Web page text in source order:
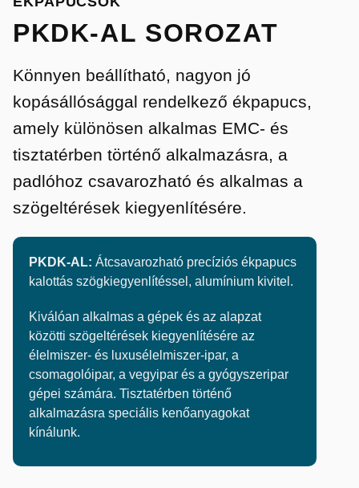
PKDK-AL SOROZAT
Könnyen beállítható, nagyon jó
kopásállósággal rendelkező ékpapucs,
amely különösen alkalmas EMC- és
tisztatérben történő alkalmazásra, a
padlóhoz csavarozható és alkalmas a
szögeltérések kiegyenlítésére.
PKDK-AL: Átcsavarozható precíziós ékpapucs
kalottás szögkiegyenlítéssel, alumínium kivitel.
Kiválóan alkalmas a gépek és az alapzat
közötti szögeltérések kiegyenlítésére az
élelmiszer- és luxusélelmiszer-ipar, a
csomagolóipar, a vegyipar és a gyógyszeripar
gépei számára. Tisztatérben történő
alkalmazásra speciális kenőanyagokat
kínálunk.